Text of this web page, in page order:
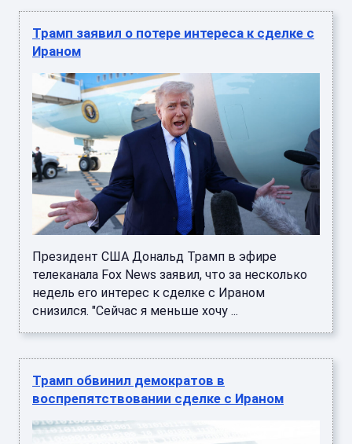
Трамп заявил о потере интереса к сделке с
Ираном
Президент США Дональд Трамп в эфире
телеканала Fox News заявил, что за несколько
недель его интерес к сделке с Ираном
снизился. "Сейчас я меньше хочу ...
Трамп обвинил демократов в
воспрепятствовании сделке с Ираном